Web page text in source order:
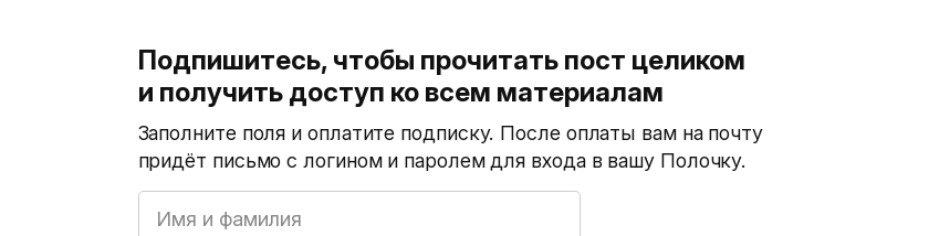
Подпишитесь, чтобы прочитать пост целиком
и получить доступ ко всем материалам
Заполните поля и оплатите подписку. После оплаты вам на почту
придёт письмо с логином и паролем для входа в вашу Полочку.